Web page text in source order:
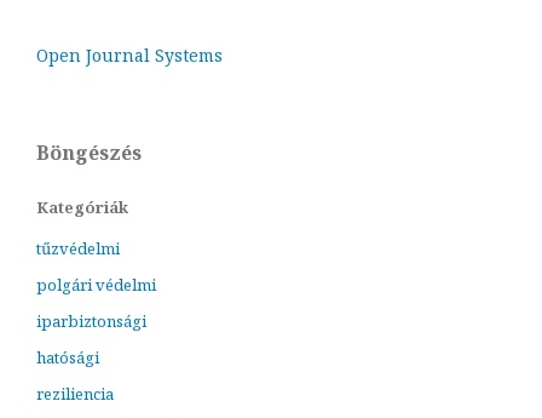
Open Journal Systems
Böngészés
Kategóriák
tűzvédelmi
polgári védelmi
iparbiztonsági
hatósági
reziliencia